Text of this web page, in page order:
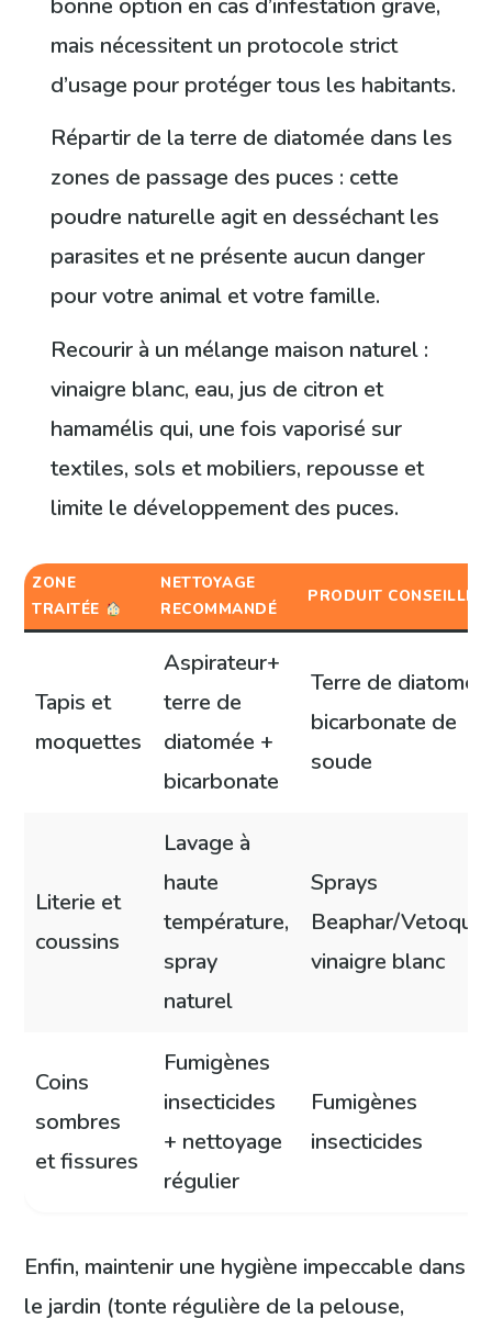
mais nécessitent un protocole strict
d’usage pour protéger tous les habitants.
Répartir de la terre de diatomée dans les
zones de passage des puces : cette
poudre naturelle agit en desséchant les
parasites et ne présente aucun danger
pour votre animal et votre famille.
Recourir à un mélange maison naturel :
vinaigre blanc, eau, jus de citron et
hamamélis qui, une fois vaporisé sur
textiles, sols et mobiliers, repousse et
limite le développement des puces.
ZONE
TRAITÉE
NETTOYAGE
RECOMMANDÉ
PRODUIT CONSEILLÉ
Tapis et
moquettes
Aspirateur+
terre de
diatomée +
bicarbonate
Terre de
bicarbonate de
soude
Literie et
coussins
Lavage à
haute
température,
spray
naturel
Sprays
Beaphar/
vinaigre blanc
Coins
sombres
et fissures
Fumigènes
insecticides
+ nettoyage
régulier
Fumigènes
insecticides
Enfin, maintenir une hygiène impeccable dans
le jardin (tonte régulière de la pelouse,